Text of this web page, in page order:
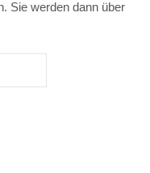
Sie werden dann über